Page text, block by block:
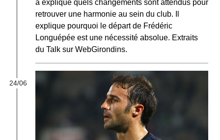
a expliqué quels changements sont attendus pour
retrouver une harmonie au sein du club. Il
explique pourquoi le départ de Frédéric
Longuépée est une nécessité absolue. Extraits
du Talk sur WebGirondins.
24/06